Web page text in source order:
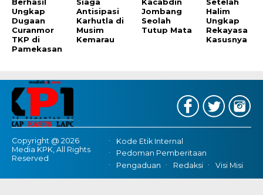
Berhasil
Ungkap
Dugaan
Curanmor
TKP di
Pamekasan
Siaga
Antisipasi
Karhutla di
Musim
Kemarau
Kacabdin
Jombang
Seolah
Tutup Mata
Setelah
Halim
Ungkap
Rekayasa
Kasusnya
Copyright @ 2026
Media KPK, All Rights
Reserved
Kode Etik Internal
Pedoman Pemberitaan
Pengaduan
Redaksi Visi Misi